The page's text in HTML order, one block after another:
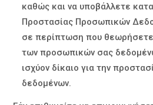
καθώς και να υποβάλλετε
Προστασίας Προσωπικών
σε περίπτωση που θεωρήσετε
των προσωπικών σας
ισχύον δίκαιο για την
δεδομένων.